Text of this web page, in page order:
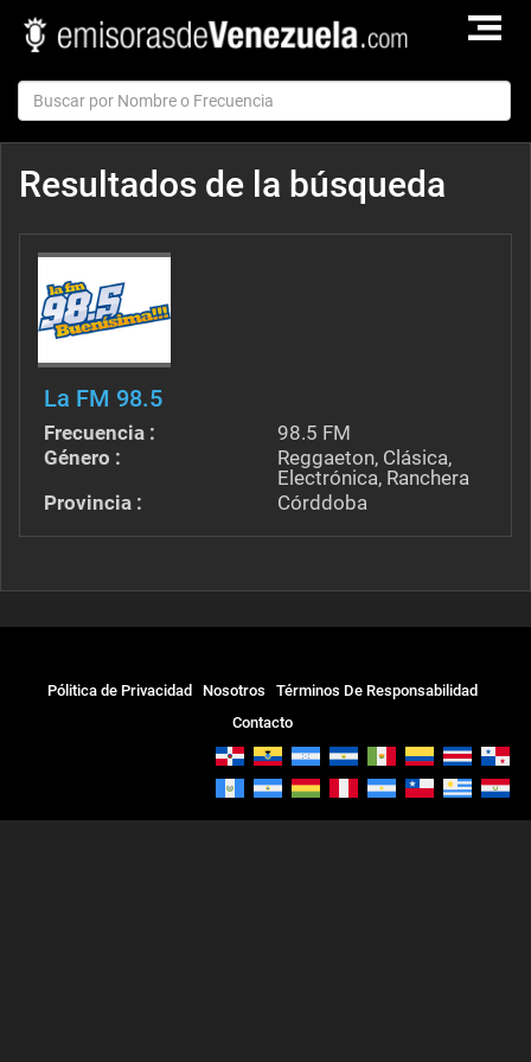
TOGGLE
Resultados de la búsqueda
La FM 98.5
Frecuencia :
98.5 FM
Género :
Reggaeton, Clásica,
Electrónica, Ranchera
Provincia :
Córddoba
Pólitica de Privacidad Nosotros
Términos De Responsabilidad
Contacto